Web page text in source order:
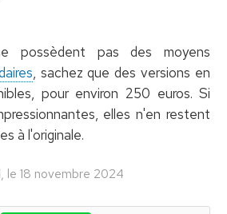
possèdent pas des moyens
, sachez que des versions en
pour environ 250 euros. Si
elles n'en restent
à l'originale.
, le 18 novembre 2024